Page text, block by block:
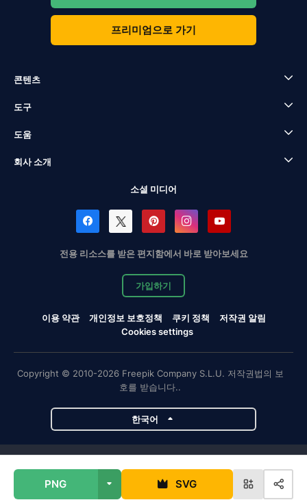
PNG SVG
프리미엄으로 가기
콘텐츠
도구
도움
회사 소개
소셜 미디어
전용 리소스를 받은 편지함에서 바로 받아보세요
가입하기
이용 약관 개인정보 보호정책 쿠키 정책
저작권 알림
Cookies settings
Copyright © 2010-2026 Freepik Company S.L.U. 저작권법의 보
호를 받습니다..
한국어